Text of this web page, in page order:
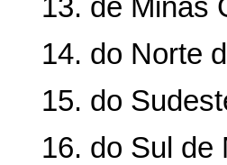
13. de Minas
14. do Norte
15. do
16. do Sul de